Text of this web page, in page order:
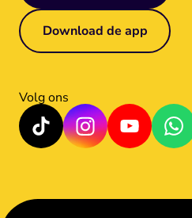
Download de app
Volg ons